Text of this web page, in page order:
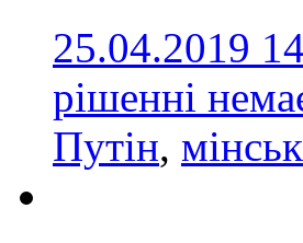
25.04.2019
рішенні
Путін,